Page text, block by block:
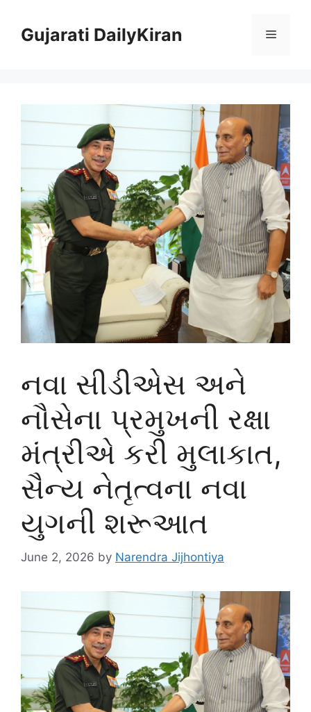
contentGujarati DailyKiran Menu
નવા સીડીએસ અને
નૌસેના પ્રમુખની રક્ષા
મંત્રીએ કરી મુલાકાત,
સૈન્ય નેતૃત્વના નવા
યુગની શરૂઆત
June 2, 2026 by Narendra Jijhontiya